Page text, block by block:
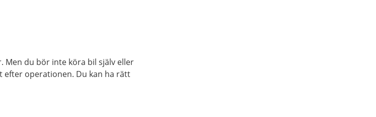
Men du bör inte köra bil själv eller
efter operationen. Du kan ha rätt